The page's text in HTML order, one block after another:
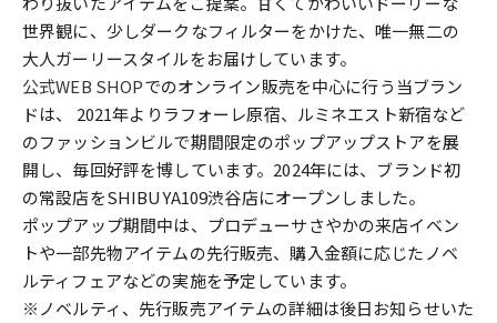
世界観に、少しダークなフィルターをかけた、唯一無二の
大人ガーリースタイルをお届けしています。
公式WEB SHOPでのオンライン販売を中心に行う当ブラン
ドは、 2021年よりラフォーレ原宿、ルミネエスト新宿など
のファッションビルで期間限定のポップアップストアを展
開し、毎回好評を博しています。2024年には、ブランド初
の常設店をSHIBUYA109渋谷店にオープンしました。
ポップアップ期間中は、プロデューサさやかの来店イベン
トや一部先物アイテムの先行販売、購入金額に応じたノベ
ルティフェアなどの実施を予定しています。
※ノベルティ、先行販売アイテムの詳細は後日お知らせいた